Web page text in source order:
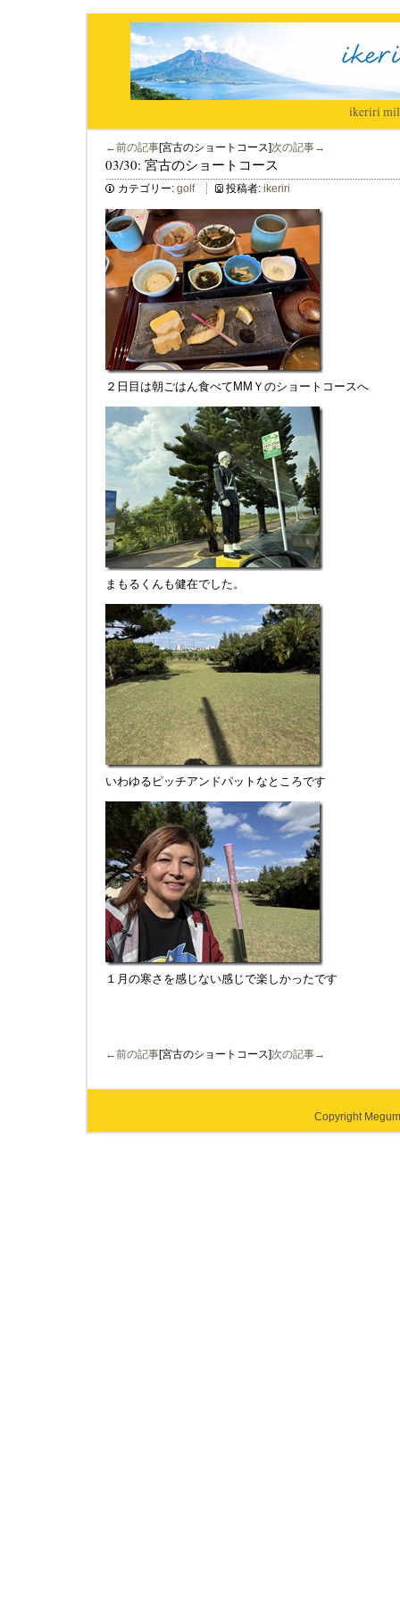
ikeriri|
←前の記事[宮古のショートコース]次の記事→
03/30: 宮古のショートコース
カテゴリー: golf 投稿者: ikeriri
２日目は朝ごはん食べてMMＹのショートコースへ
まもるくんも健在でした。
いわゆるピッチアンドパットなところです
１月の寒さを感じない感じで楽しかったです
←前の記事[宮古のショートコース]次の記事→
Copyright